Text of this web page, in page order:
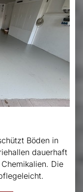
Böden in
dauerhaft
Die